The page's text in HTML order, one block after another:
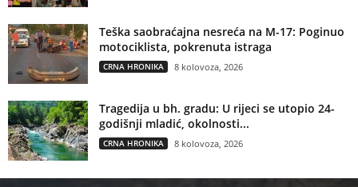
Teška saobraćajna nesreća na M-17: Poginuo
motociklista, pokrenuta istraga
CRNA HRONIKA 8 kolovoza, 2026
Tragedija u bh. gradu: U rijeci se utopio 24-
godišnji mladić, okolnosti...
CRNA HRONIKA 8 kolovoza, 2026